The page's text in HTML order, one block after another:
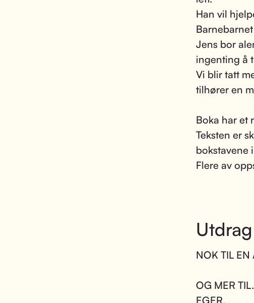
Han vil
Jens bor
ingenting å
Vi blir tatt
tilhører en
Boka har et
Teksten er
bokstavene
Flere av
NOK TIL EN
OG MER
EGER.